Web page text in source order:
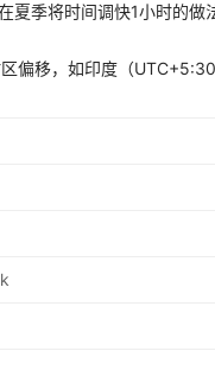
季将时间调快1小时的做
偏移，如印度（